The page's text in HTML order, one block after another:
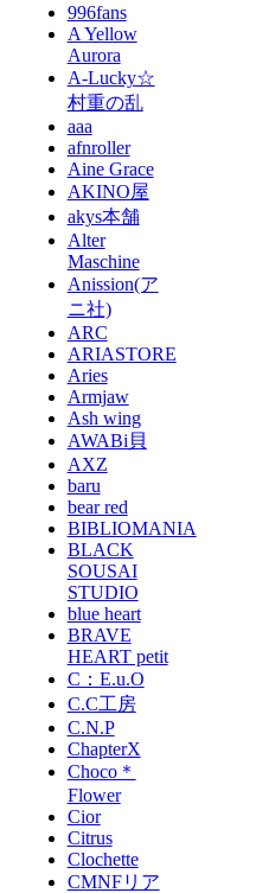
996fans
A Yellow
Aurora
A-Lucky☆
村重の乱
aaa
afnroller
Aine Grace
AKINO屋
akys本舗
Alter
Maschine
Anission(ア
ニ社)
ARC
ARIASTORE
Aries
Armjaw
Ash wing
AWABi貝
AXZ
baru
bear red
BIBLIOMANIA
BLACK
SOUSAI
STUDIO
blue heart
BRAVE
HEART petit
C：E.u.O
C.C工房
C.N.P
ChapterX
Choco＊
Flower
Cior
Citrus
Clochette
CMNFリア